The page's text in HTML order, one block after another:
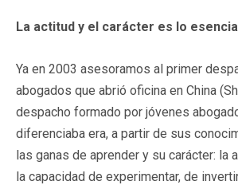
La actitud y el carácter es lo
Ya en 2003 asesoramos al primer
abogados que abrió oficina en China
despacho formado por jóvenes
diferenciaba era, a partir de sus
las ganas de aprender y su carácter: la
la capacidad de experimentar, de